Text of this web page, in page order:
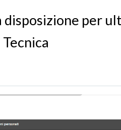
disposizione per